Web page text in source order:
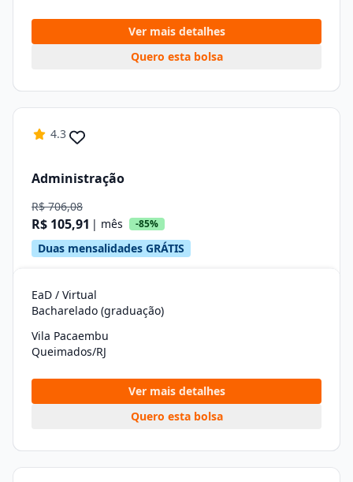
Ver mais detalhes
Quero esta bolsa
4.3
Administração
R$ 706,08
R$ 105,91 | mês -85%
Duas mensalidades GRÁTIS
EaD / Virtual
Bacharelado (graduação)
Vila Pacaembu
Queimados/RJ
Ver mais detalhes
Quero esta bolsa